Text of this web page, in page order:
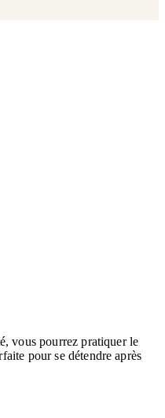
vous pourrez pratiquer le
pour se détendre après